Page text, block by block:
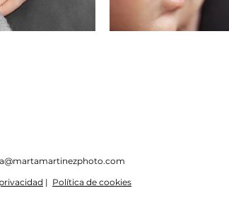
| Política de cookies